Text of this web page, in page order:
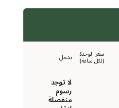
سعر الوحدة
(لكل ساعة)
يشمل
لا توجد
رسوم
منفصلة